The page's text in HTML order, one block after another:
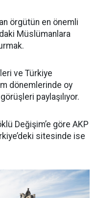
örgütün en önemli
Müslümanlara
ve Türkiye
dönemlerinde oy
paylaşılıyor.
Değişim’e göre AKP
sitesinde ise